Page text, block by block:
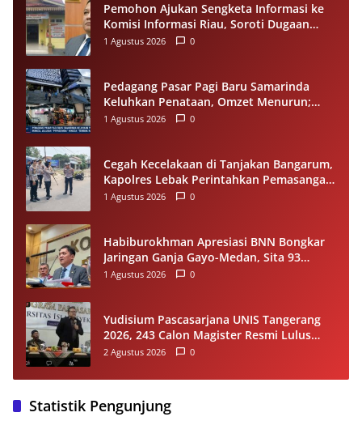
Pemohon Ajukan Sengketa Informasi ke
Komisi Informasi Riau, Soroti Dugaan
Tidak Ditanggapinya Permohonan ke
1 Agustus 2026 0
Pedagang Pasar Pagi Baru Samarinda
Keluhkan Penataan, Omzet Menurun;
Minta Pemkot Evaluasi Distribusi Ruko
1 Agustus 2026 0
Cegah Kecelakaan di Tanjakan Bangarum,
Kapolres Lebak Perintahkan Pemasangan
Rambu Lalu Lintas
1 Agustus 2026 0
Habiburokhman Apresiasi BNN Bongkar
Jaringan Ganja Gayo-Medan, Sita 93
Kilogram di Sumut
1 Agustus 2026 0
Yudisium Pascasarjana UNIS Tangerang
2026, 243 Calon Magister Resmi Lulus
Siap Diwisuda Oktober
2 Agustus 2026 0
Statistik Pengunjung